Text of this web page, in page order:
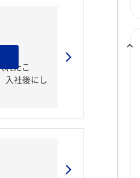
れたこ
入社後にし